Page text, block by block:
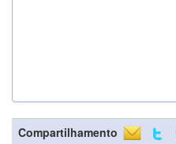
Compartilhamento